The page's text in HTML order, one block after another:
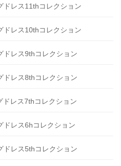
ドレス11thコレクション
ドレス10thコレクション
ドレス9thコレクション
ドレス8thコレクション
レス7thコレクション
ドレス6hコレクション
ドレス5thコレクション